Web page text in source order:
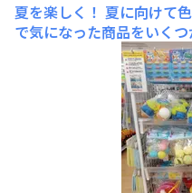
夏を楽しく！ 夏に向けて
で気になった商品をいく
😳✨普段入浴剤は使わな
入れるのが楽しくなりま
れは丸い氷を作る型でお
めだそうです👍️なんと！